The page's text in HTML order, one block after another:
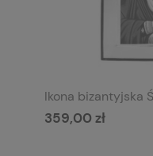
Ikona bizantyjska
359,00 zł